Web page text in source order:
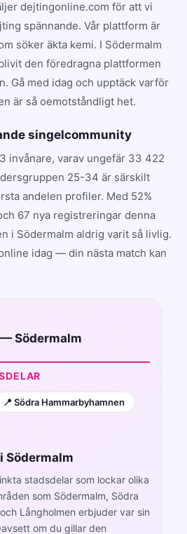
dejtingonline.com för att vi
spännande. Vår plattform är
söker äkta kemi. I Södermalm
den föredragna plattformen
Gå med idag och upptäck varför
är så oemotståndligt het.
singelcommunity
invånare, varav ungefär 33 422
25-34 är särskilt
andelen profiler. Med 52%
67 nya registreringar denna
i Södermalm aldrig varit så livlig.
idag — din nästa match kan
Södermalm
📍 Södra Hammarbyhamnen
Södermalm
stadsdelar som lockar olika
som Södermalm, Södra
Långholmen erbjuder var sin
om du gillar den